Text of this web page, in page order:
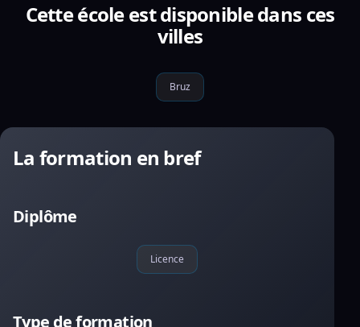
Cette école est disponible dans ces
villes
Bruz
La formation en bref
Diplôme
Licence
Type de formation